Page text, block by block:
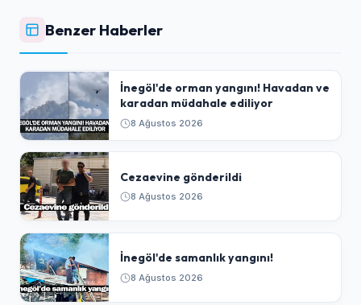
Benzer Haberler
İnegöl'de orman yangını! Havadan ve
karadan müdahale ediliyor
8 Ağustos 2026
Cezaevine gönderildi
8 Ağustos 2026
İnegöl'de samanlık yangını!
8 Ağustos 2026